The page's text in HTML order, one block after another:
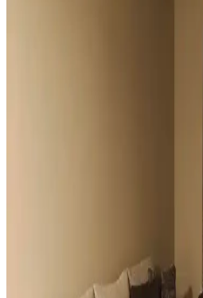
Vintage yatakların mekâna uyumu,
Mutfak Pencereleri İçin
Perde ile Jaluzi Seçenekleri